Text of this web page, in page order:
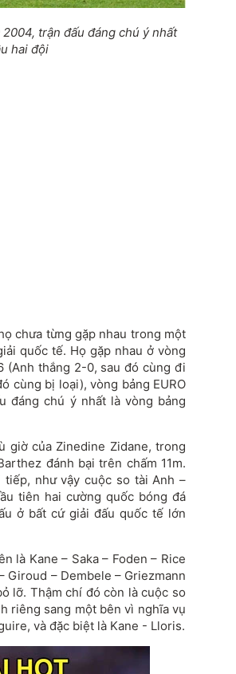
trận đấu đáng chú ý nhất
hai đội
chưa từng gặp nhau trong một
quốc tế. Họ gặp nhau ở vòng
(Anh thắng 2-0, sau đó cùng đi
cùng bị loại), vòng bảng EURO
đáng chú ý nhất là vòng bảng
giờ của Zinedine Zidane, trong
đánh bại trên chấm 11m.
như vậy cuộc so tài Anh –
tiên hai cường quốc bóng đá
ở bất cứ giải đấu quốc tế lớn
là Kane – Saka – Foden – Rice
Giroud – Dembele – Griezmann
lỡ. Thậm chí đó còn là cuộc so
riêng sang một bên vì nghĩa vụ
và đặc biệt là Kane - Lloris.